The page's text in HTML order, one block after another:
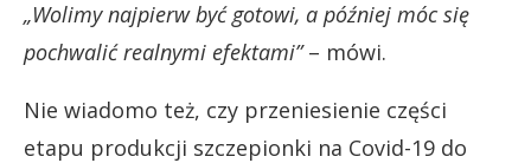
„Wolimy najpierw być gotowi, a później móc się
pochwalić realnymi efektami”– mówi.
Nie wiadomo też, czy przeniesienie części
etapu produkcji szczepionki na Covid-19 do